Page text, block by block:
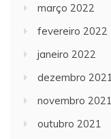
março 2022
fevereiro 2022
janeiro 2022
dezembro 2021
novembro 2021
outubro 2021